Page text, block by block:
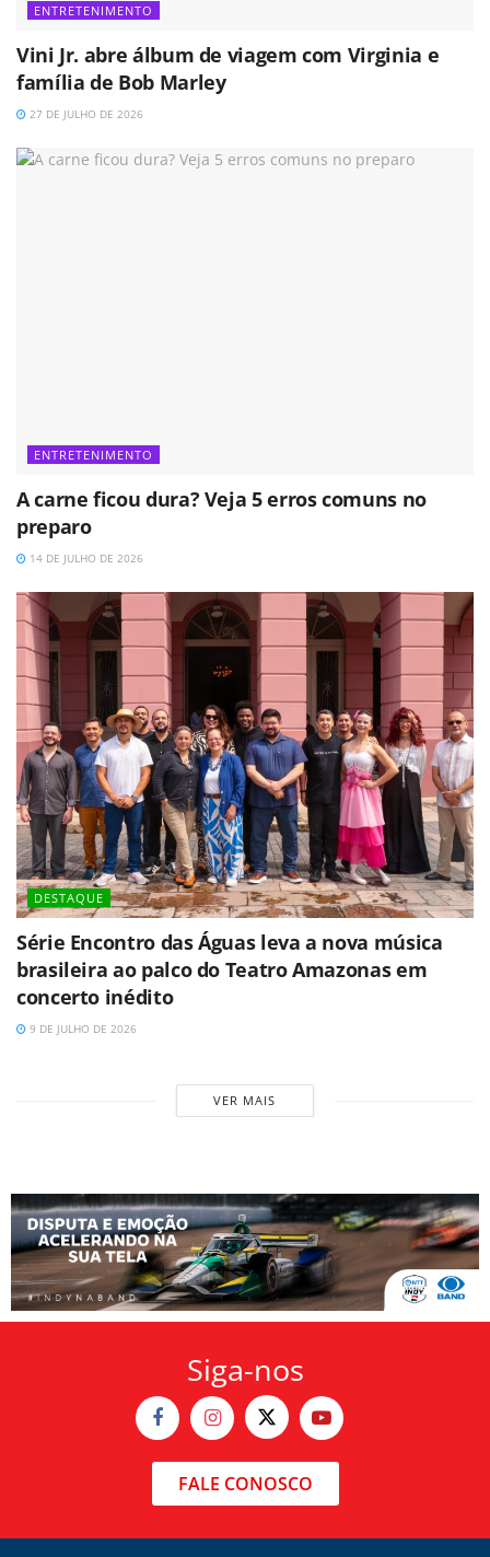
ENTRETENIMENTO
Vini Jr. abre álbum de viagem com Virginia e
família de Bob Marley
27 DE JULHO DE 2026
ENTRETENIMENTO
A carne ficou dura? Veja 5 erros comuns no
preparo
14 DE JULHO DE 2026
DESTAQUE
Série Encontro das Águas leva a nova música
brasileira ao palco do Teatro Amazonas em
concerto inédito
9 DE JULHO DE 2026
VER MAIS
Siga-nos
FALE CONOSCO